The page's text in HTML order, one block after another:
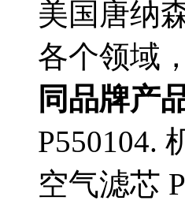
美国唐纳
各个领域
同品牌产
P550104.
空气滤芯